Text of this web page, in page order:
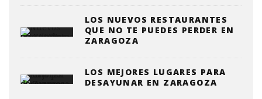
LOS NUEVOS RESTAURANTES
QUE NO TE PUEDES PERDER EN
ZARAGOZA
LOS MEJORES LUGARES PARA
DESAYUNAR EN ZARAGOZA